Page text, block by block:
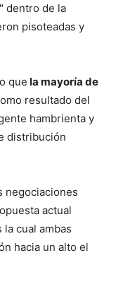
dentro de la
pisoteadas y
que la mayoría de
resultado del
hambrienta y
distribución
negociaciones
actual
cual ambas
hacia un alto el